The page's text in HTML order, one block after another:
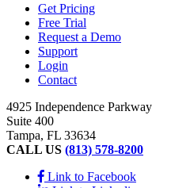
Get Pricing
Free Trial
Request a Demo
Support
Login
Contact
4925 Independence Parkway
Suite 400
Tampa, FL 33634
CALL US (813) 578-8200
Link to Facebook